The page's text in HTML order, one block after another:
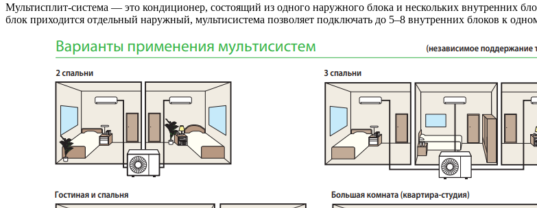
Мультисплит-система — это кондиционер, состоящий из одного наружного блока и нескольких внутренних
блок приходится отдельный наружный, мультисистема позволяет подключать до 5–8 внутренних блоков к